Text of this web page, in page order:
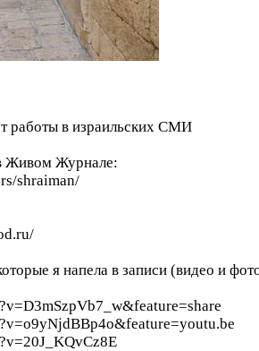
работы в израильских СМИ
Живом Журнале:
shraiman/
я напела в записи (видео и